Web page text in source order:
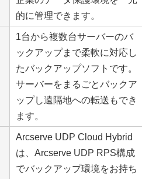
的に管理できます。
1台から複数台サーバーのバ
ックアップまで柔軟に対応し
たバックアップソフトです。
サーバーをまるごとバックア
ップし遠隔地への転送もでき
ます。
Arcserve UDP Cloud Hybrid
は、Arcserve UDP RPS構成
でバックアップ環境をお持ち